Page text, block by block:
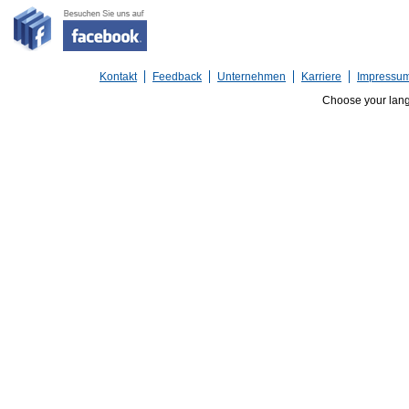
Kontakt Feedback Unternehmen Karriere
Choose your